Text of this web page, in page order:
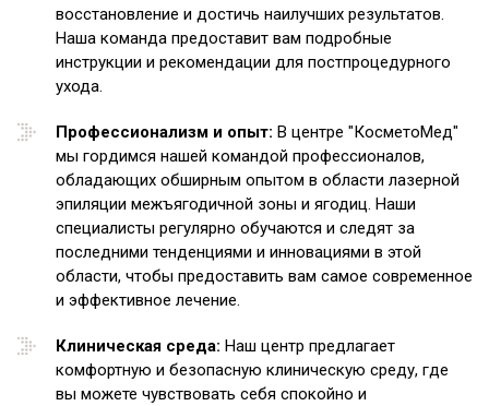
восстановление и достичь наилучших результатов.
Наша команда предоставит вам подробные
инструкции и рекомендации для постпроцедурного
ухода.
Профессионализм и опыт: В центре "КосметоМед"
мы гордимся нашей командой профессионалов,
обладающих обширным опытом в области лазерной
эпиляции межъягодичной зоны и ягодиц. Наши
специалисты регулярно обучаются и следят за
последними тенденциями и инновациями в этой
области, чтобы предоставить вам самое современное
и эффективное лечение.
Клиническая среда: Наш центр предлагает
комфортную и безопасную клиническую среду, где
вы можете чувствовать себя спокойно и